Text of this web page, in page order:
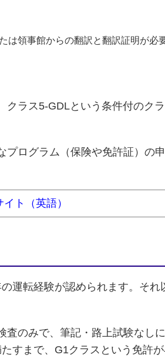
は領事館からの翻訳と翻訳証明が必要
ラス5-GDLという条件付のク
ログラム（保険や免許証）の
ト（英語）
運転経験が認められます。そ
査のみで、筆記・路上試験なし
すまで、G1クラスという免許